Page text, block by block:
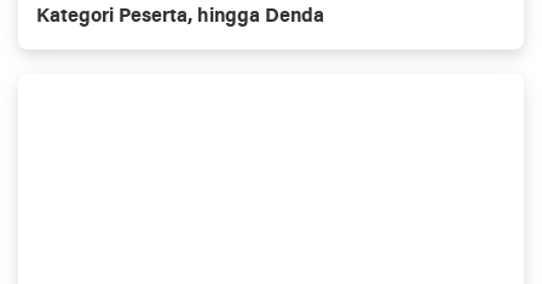
Kategori Peserta, hingga Denda